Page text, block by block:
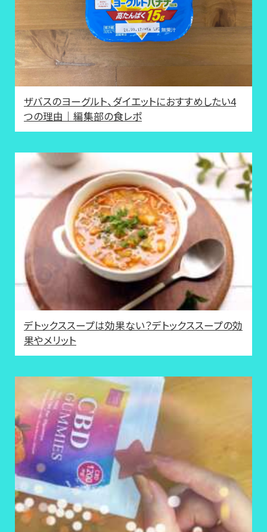
ザバスのヨーグルト、ダイエットにおすすめしたい4
つの理由｜編集部の食レポ
デトックススープは効果ない？デトックススープの効
果やメリット